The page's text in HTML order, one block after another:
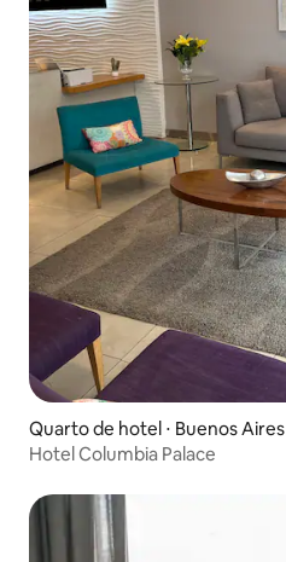
Quarto de hotel ⋅ Buenos Aires
Hotel Columbia Palace